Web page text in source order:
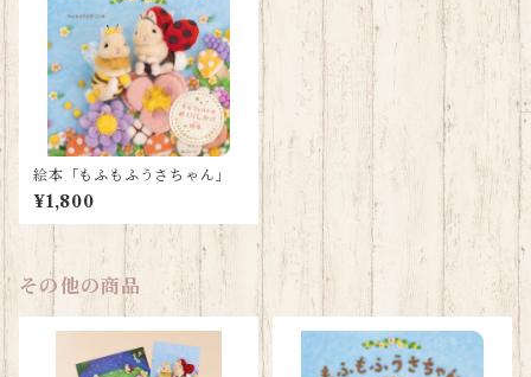
絵本「もふもふうさちゃん」
¥1,800
その他の商品